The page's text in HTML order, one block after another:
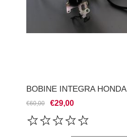
BOBINE INTEGRA
€60,00 €29,00